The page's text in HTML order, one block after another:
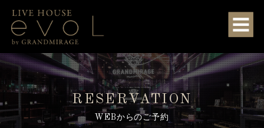
RESERVATION
WEBからのご予約